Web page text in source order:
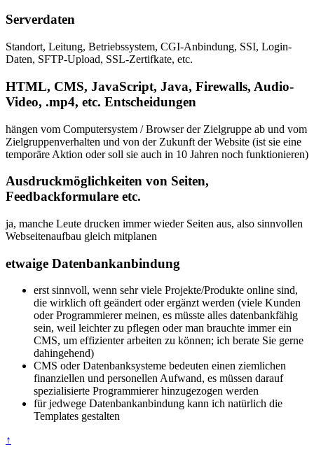
Serverdaten
Standort, Leitung, Betriebssystem, CGI-Anbindung, SSI, Login-
Daten, SFTP-Upload, SSL-Zertifkate, etc.
HTML, CMS, JavaScript, Java, Firewalls, Audio-
Video, .mp4, etc. Entscheidungen
hängen vom Computersystem / Browser der Zielgruppe ab und vom
Zielgruppenverhalten und von der Zukunft der Website (ist sie eine
temporäre Aktion oder soll sie auch in 10 Jahren noch funktionieren)
Ausdruckmöglichkeiten von Seiten,
Feedbackformulare etc.
ja, manche Leute drucken immer wieder Seiten aus, also sinnvollen
Webseitenaufbau gleich mitplanen
etwaige Datenbankanbindung
erst sinnvoll, wenn sehr viele Projekte/Produkte online sind,
die wirklich oft geändert oder ergänzt werden (viele Kunden
oder Programmierer meinen, es müsste alles datenbankfähig
sein, weil leichter zu pflegen oder man brauchte immer ein
CMS, um effizienter arbeiten zu können; ich berate Sie gerne
dahingehend)
CMS oder Datenbanksysteme bedeuten einen ziemlichen
finanziellen und personellen Aufwand, es müssen darauf
spezialisierte Programmierer hinzugezogen werden
für jedwege Datenbankanbindung kann ich natürlich die
Templates gestalten
↑